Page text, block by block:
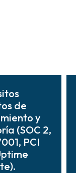
de
y
(SOC 2,
PCI